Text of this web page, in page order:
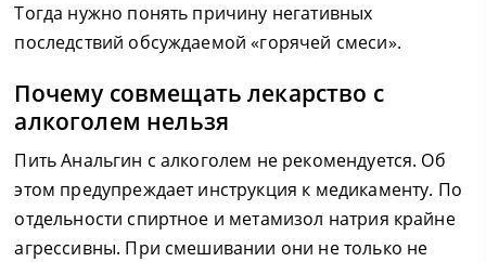
Тогда нужно понять причину негативных
последствий обсуждаемой «горячей смеси».
Почему совмещать лекарство с
алкоголем нельзя
Пить Анальгин с алкоголем не рекомендуется. Об
этом предупреждает инструкция к медикаменту. По
отдельности спиртное и метамизол натрия крайне
агрессивны. При смешивании они не только не